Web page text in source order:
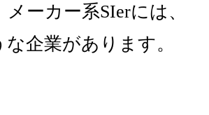
ーカー系SIerには、
企業があります。